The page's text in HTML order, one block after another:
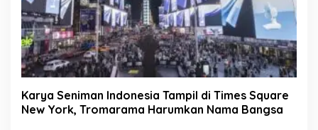
Karya Seniman Indonesia Tampil di Times Square
New York, Tromarama Harumkan Nama Bangsa